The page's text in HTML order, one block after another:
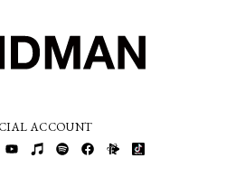
ACCOUNT